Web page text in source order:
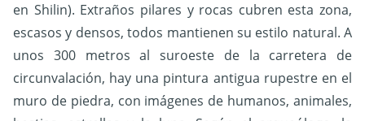
en Shilin). Extraños pilares y rocas cubren esta zona,
escasos y densos, todos mantienen su estilo natural. A
unos 300 metros al suroeste de la carretera de
circunvalación, hay una pintura antigua rupestre en el
muro de piedra, con imágenes de humanos, animales,